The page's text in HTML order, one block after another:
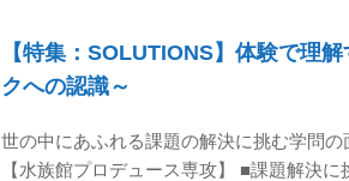
【特集：SOLUTIONS】体験で理
クへの認識～
世の中にあふれる課題の解決に挑む学問
【水族館プロデュース専攻】 ■課題解決